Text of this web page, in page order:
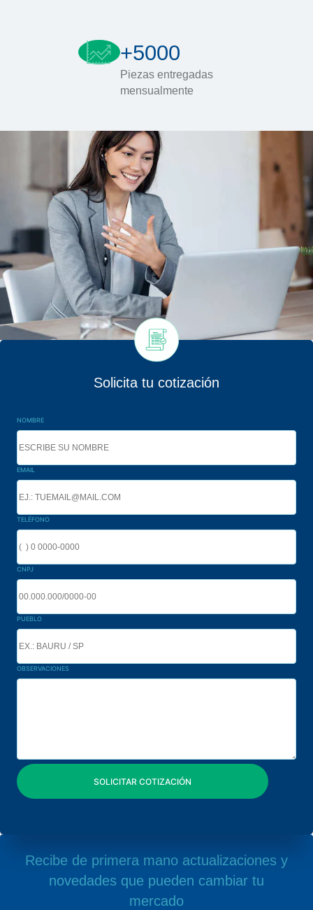
+5000
Piezas entregadas
mensualmente
Solicita tu cotización
NOMBRE
EMAIL
TELÉFONO
CNPJ
PUEBLO
OBSERVACIONES
Recibe de primera mano actualizaciones y
novedades que pueden cambiar tu
mercado